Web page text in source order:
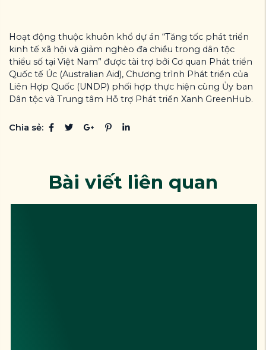
Hoạt động thuộc khuôn khổ dự án “Tăng tốc phát triển
kinh tế xã hội và giảm nghèo đa chiều trong dân tộc
thiểu số tại Việt Nam” được tài trợ bởi Cơ quan Phát triển
Quốc tế Úc (Australian Aid), Chương trình Phát triển của
Liên Hợp Quốc (UNDP) phối hợp thực hiện cùng Ủy ban
Dân tộc và Trung tâm Hỗ trợ Phát triển Xanh GreenHub.
Chia sẻ:
Bài viết liên quan